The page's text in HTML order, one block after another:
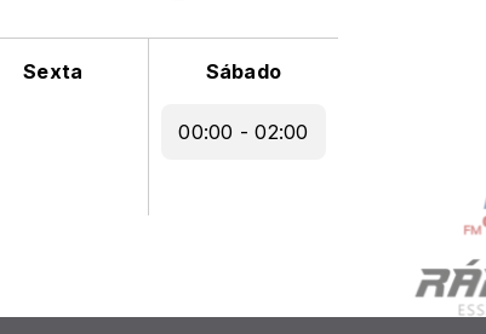
Sexta Sábado
00:00 - 02:00